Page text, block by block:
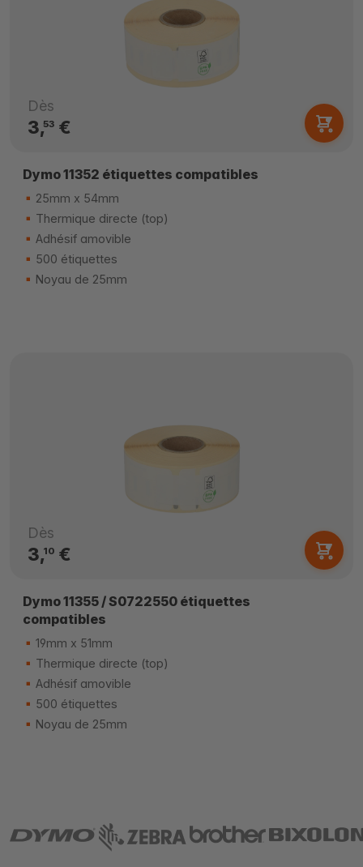
Dès
3,53€
Dymo 11352 étiquettes compatibles
25mm x 54mm
Thermique directe (top)
Adhésif amovible
500 étiquettes
Noyau de 25mm
Dès
3,10€
Dymo 11355 / S0722550 étiquettes
compatibles
19mm x 51mm
Thermique directe (top)
Adhésif amovible
500 étiquettes
Noyau de 25mm